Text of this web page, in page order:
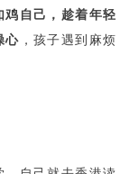
鸡自己，趁着年轻
心 ，孩子遇到麻烦